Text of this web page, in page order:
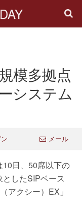
模多拠点
システム
メール
日、50席以下の
したSIPベース
アクシー）EX」